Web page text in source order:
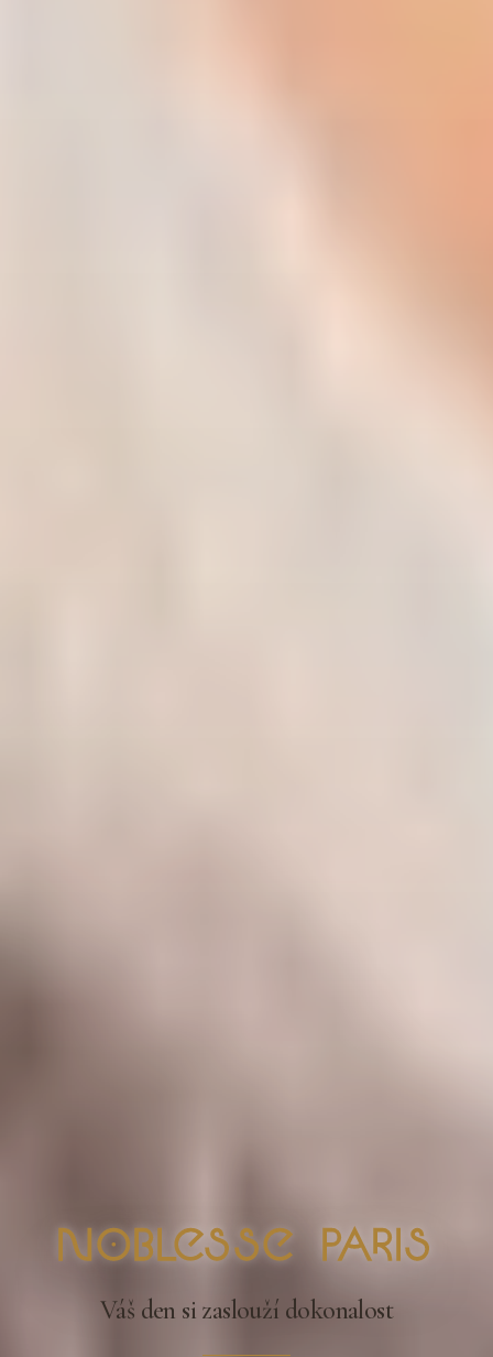
nOblesse Paris
Váš den si zaslouží dokonalost